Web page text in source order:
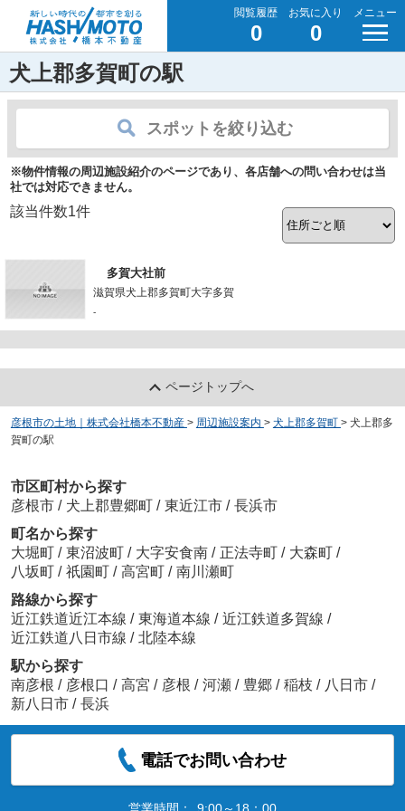
閲覧履歴
0
お気に入り
0
メニュー
犬上郡多賀町の駅
スポットを絞り込む
※物件情報の周辺施設紹介のページであり、各店舗への問い合わせは当
社では対応できません。
該当件数1件
多賀大社前
滋賀県犬上郡多賀町大字多賀
-
ページトップへ
彦根市の土地｜株式会社橋本不動産 > 周辺施設案内 > 犬上郡多賀町 > 犬上郡多
賀町の駅
市区町村から探す
彦根市 / 犬上郡豊郷町 / 東近江市 / 長浜市
町名から探す
大堀町 / 東沼波町 / 大字安食南 / 正法寺町 / 大森町 /
八坂町 / 祇園町 / 高宮町 / 南川瀬町
路線から探す
近江鉄道近江本線 / 東海道本線 / 近江鉄道多賀線 /
近江鉄道八日市線 / 北陸本線
駅から探す
南彦根 / 彦根口 / 高宮 / 彦根 / 河瀬 / 豊郷 / 稲枝 / 八日市 /
新八日市 / 長浜
電話でお問い合わせ
営業時間： 9:00～18：00